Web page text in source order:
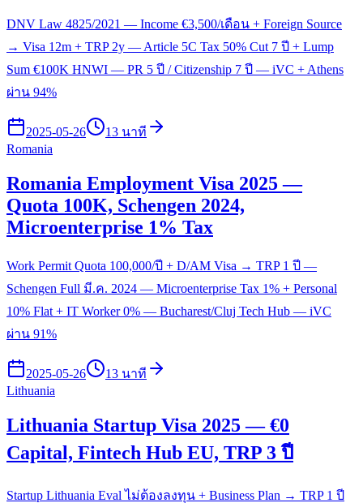
DNV Law 4825/2021 — Income €3,500/เดือน + Foreign Source
→ Visa 12m + TRP 2y — Article 5C Tax 50% Cut 7 ปี + Lump
Sum €100K HNWI — PR 5 ปี / Citizenship 7 ปี — iVC + Athens
ผ่าน 94%
2025-05-26
13 นาที
Romania
Romania Employment Visa 2025 —
Quota 100K, Schengen 2024,
Microenterprise 1% Tax
Work Permit Quota 100,000/ปี + D/AM Visa → TRP 1 ปี —
Schengen Full มี.ค. 2024 — Microenterprise Tax 1% + Personal
10% Flat + IT Worker 0% — Bucharest/Cluj Tech Hub — iVC
ผ่าน 91%
2025-05-26
13 นาที
Lithuania
Lithuania Startup Visa 2025 — €0
Capital, Fintech Hub EU, TRP 3 ปี
Startup Lithuania Eval ไม่ต้องลงทุน + Business Plan → TRP 1 ปี